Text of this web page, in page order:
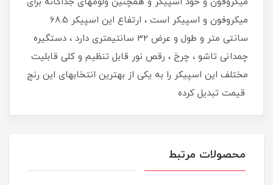
میکروفون و اسپیکر است ، ارتفاع این اسپیکر 68.5
سانتی متر و طول و عرض 32 سانتیمتری دارد ، دستگیره
چمدانی تاشو ، چرخ ، رقص نور قابل تنظیم و کلی قابلیت
مختلف این اسپیکر را به یکی از بهترین انتخابهای این رنج
قیمت تبدیل کرده
محصولات مرتبط